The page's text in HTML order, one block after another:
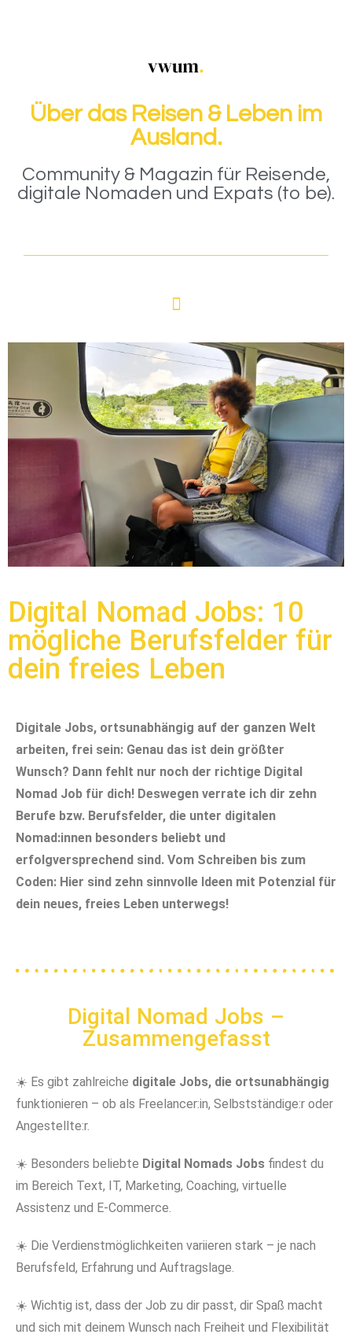
Über das Reisen & Leben im
Ausland.
Community & Magazin für Reisende,
digitale Nomaden und Expats (to be).
Digital Nomad Jobs: 10
mögliche Berufsfelder für
dein freies Leben
Digitale Jobs, ortsunabhängig auf der ganzen Welt
arbeiten, frei sein: Genau das ist dein größter
Wunsch? Dann fehlt nur noch der richtige Digital
Nomad Job für dich! Deswegen verrate ich dir zehn
Berufe bzw. Berufsfelder, die unter digitalen
Nomad:innen besonders beliebt und
erfolgversprechend sind. Vom Schreiben bis zum
Coden: Hier sind zehn sinnvolle Ideen mit Potenzial für
dein neues, freies Leben unterwegs!
Digital Nomad Jobs –
Zusammengefasst
☀️ Es gibt zahlreiche digitale Jobs, die ortsunabhängig
funktionieren – ob als Freelancer:in, Selbstständige:r oder
Angestellte:r.
☀️ Besonders beliebte Digital Nomads Jobs findest du
im Bereich Text, IT, Marketing, Coaching, virtuelle
Assistenz und E-Commerce.
☀️ Die Verdienstmöglichkeiten variieren stark – je nach
Berufsfeld, Erfahrung und Auftragslage.
☀️ Wichtig ist, dass der Job zu dir passt, dir Spaß macht
und sich mit deinem Wunsch nach Freiheit und Flexibilität